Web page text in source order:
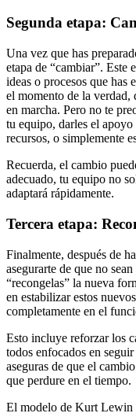
Segunda etapa:
Una vez que has
etapa de “cambiar”. Este
ideas o procesos que has
el momento de la verdad,
en marcha. Pero no te
tu equipo, darles el apoyo
recursos, o simplemente
Recuerda, el cambio
adecuado, tu equipo no
adaptará rápidamente.
Tercera etapa:
Finalmente, después de
asegurarte de que no
“recongelas” la nueva
en estabilizar estos
completamente en el
Esto incluye reforzar los
todos enfocados en
aseguras de que el
que perdure en el tiempo.
El modelo de Kurt Lewin